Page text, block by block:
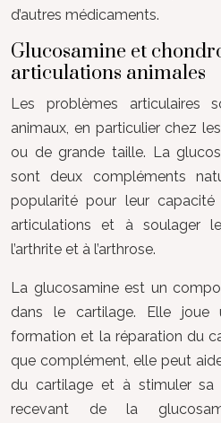
d’autres médicaments.
Glucosamine et
articulations animales
Les problèmes articulaires
animaux, en particulier chez
ou de grande taille. La
sont deux compléments
popularité pour leur
articulations et à soulager
l’arthrite et à l’arthrose.
La glucosamine est un
dans le cartilage. Elle
formation et la réparation du
que complément, elle peut
du cartilage et à stimuler sa
recevant de la